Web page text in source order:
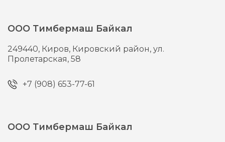
ООО Тимбермаш Байкал
249440, Киров, Кировский район, ул.
Пролетарская, 58
+7 (908) 653-77-61
ООО Тимбермаш Байкал